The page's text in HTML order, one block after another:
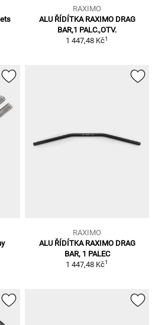
RAXIMO
ALU ŘÍDÍTKA RAXIMO DRAG
BAR,1 PALC.,OTV.
1 447,48 Kč1
RAXIMO
ALU ŘÍDÍTKA RAXIMO DRAG
BAR, 1 PALEC
1 447,48 Kč1